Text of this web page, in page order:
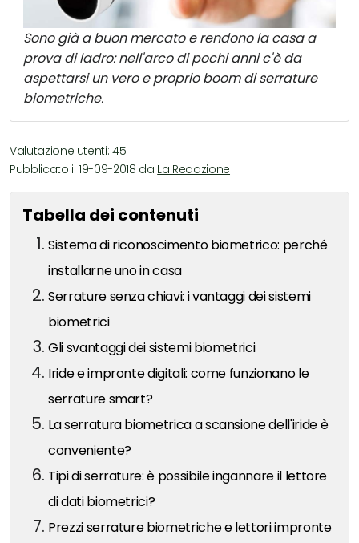
Sono già a buon mercato e rendono la casa a
prova di ladro: nell'arco di pochi anni c'è da
aspettarsi un vero e proprio boom di serrature
biometriche.
Valutazione utenti: 45
Pubblicato il 19-09-2018 da La Redazione
Tabella dei contenuti
Sistema di riconoscimento biometrico: perché
installarne uno in casa
Serrature senza chiavi: i vantaggi dei sistemi
biometrici
Gli svantaggi dei sistemi biometrici
Iride e impronte digitali: come funzionano le
serrature smart?
La serratura biometrica a scansione dell'iride è
conveniente?
Tipi di serrature: è possibile ingannare il lettore
di dati biometrici?
Prezzi serrature biometriche e lettori impronte